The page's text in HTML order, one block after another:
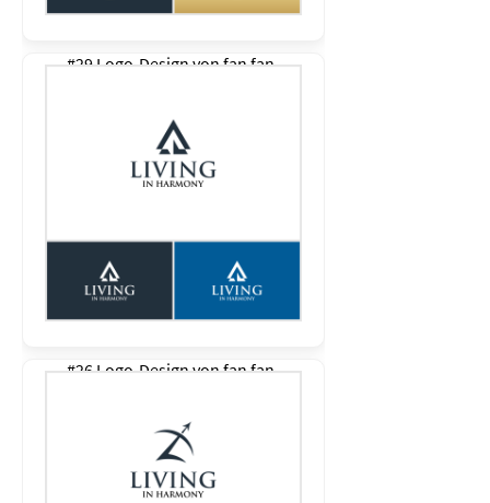
#29 Logo-Design vonfan fan
#26 Logo-Design vonfan fan